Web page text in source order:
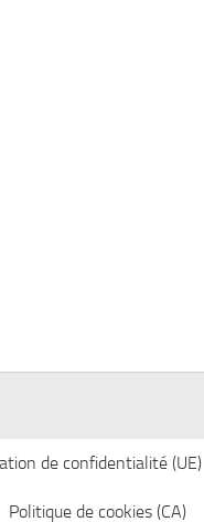
de confidentialité (UE)
Politique de cookies (CA)